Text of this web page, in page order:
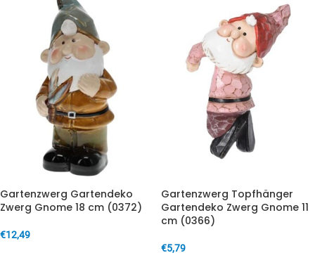
Gartenzwerg Gartendeko
Zwerg Gnome 18 cm (0372)
€12,49
Gartenzwerg Topfhänger
Gartendeko Zwerg Gnome 11
cm (0366)
€5,79